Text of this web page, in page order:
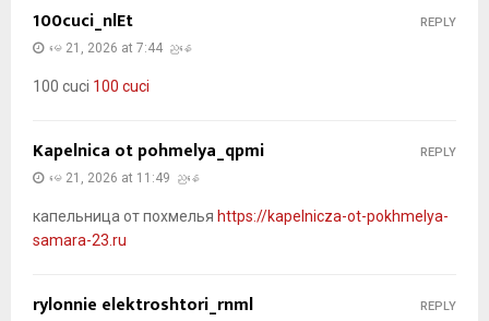
100cuci_nlEt
မေ 21, 2026 at 7:44 ညနေ
100 cuci 100 cuci
REPLY
Kapelnica ot pohmelya_qpmi
မေ 21, 2026 at 11:49 ညနေ
капельница от похмелья https://kapelnicza-ot-pokhmelya-
samara-23.ru
REPLY
rylonnie elektroshtori_rnml REPLY